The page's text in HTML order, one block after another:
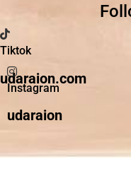
Tiktok
udaraion.com
Instagram
udaraion